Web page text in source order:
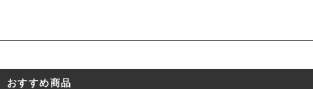
おすすめ商品